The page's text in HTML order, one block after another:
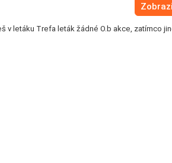
v letáku Trefa leták žádné O.b akce, zatímco